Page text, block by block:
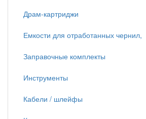
Драм-картриджи
Емкости для отработанных чернил,
Заправочные комплекты
Инструменты
Кабели / шлейфы